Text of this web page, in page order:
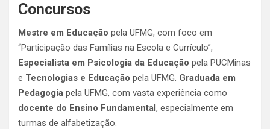
Concursos
Mestre em Educação pela UFMG, com foco em
“Participação das Famílias na Escola e Currículo”,
Especialista em Psicologia da Educação pela PUCMinas
e Tecnologias e Educação pela UFMG. Graduada em
Pedagogia pela UFMG, com vasta experiência como
docente do Ensino Fundamental, especialmente em
turmas de alfabetização.